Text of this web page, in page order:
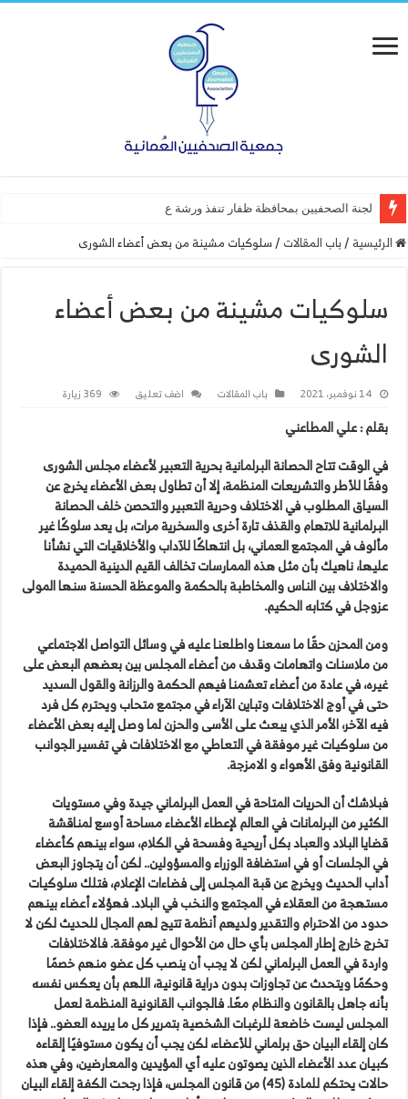
لجنة الصحفيين بمحافظة ظفار تنفذ ورشة عمل “أساسيات التص
الرئيسية /باب المقالات /سلوكيات مشينة من بعض أعضاء الشورى
سلوكيات مشينة من بعض أعضاء
الشورى
14 نوفمبر، 2021 باب المقالات اضف تعليق 369 زيارة
بقلم : علي المطاعني
في الوقت تتاح الحصانة البرلمانية بحرية التعبير لأعضاء مجلس الشورى
وفقًا للأطر والتشريعات المنظمة، إلا أن تطاول بعض الأعضاء يخرج عن
السياق المطلوب في الاختلاف وحرية التعبير والتحصن خلف الحصانة
البرلمانية للاتهام والقذف تارة أخرى والسخرية مرات، بل يعد سلوكًا غير
مألوف في المجتمع العماني، بل انتهاكًا للآداب والأخلاقيات التي نشأنا
عليها، ناهيك بأن مثل هذه الممارسات تخالف القيم الدينية الحميدة
والاختلاف بين الناس والمخاطبة بالحكمة والموعظة الحسنة سنها المولى
عزوجل في كتابه الحكيم.
ومن المحزن حقًا ما سمعنا واطلعنا عليه في وسائل التواصل الاجتماعي
من ملاسنات واتهامات وقدف من أعضاء المجلس بين بعضهم البعض على
غيره، في عادة من أعضاء تعشمنا فيهم الحكمة والرزانة والقول السديد
حتى في أوج الاختلافات وتباين الآراء في مجتمع متحاب ويحترم كل فرد
فيه الآخر، الأمر الذي يبعث على الأسى والحزن لما وصل إليه بعض الأعضاء
من سلوكيات غير موفقة في التعاطي مع الاختلافات في تفسير الجوانب
القانونية وفق الأهواء و الامزجة.
فبلاشك أن الحريات المتاحة في العمل البرلماني جيدة وفي مستويات
الكثير من البرلمانات في العالم لإعطاء الأعضاء مساحة أوسع لمناقشة
قضايا البلاد والعباد بكل أريحية وفسحة في الكلام، سواء بينهم كأعضاء
في الجلسات أو في استضافة الوزراء والمسؤولين.. لكن أن يتجاوز البعض
أداب الحديث ويخرج عن قبة المجلس إلى فضاءات الإعلام، فتلك سلوكيات
مستهجة من العقلاء في المجتمع والنخب في البلاد. فهؤلاء أعضاء بينهم
حدود من الاحترام والتقدير ولديهم أنظمة تتيح لهم المجال للحديث لكن لا
تخرج خارج إطار المجلس بأي حال من الأحوال غير موفقة. فالاختلافات
واردة في العمل البرلماني لكن لا يجب أن ينصب كل عضو منهم خصمًا
وحكمًا ويتحدث عن تجاوزات بدون دراية قانونية، اللهم بأن يعكس نفسه
بأنه جاهل بالقانون والنظام معًا. فالجوانب القانونية المنظمة لعمل
المجلس ليست خاضعة للرغبات الشخصية بتمرير كل ما يريده العضو.. فإذا
كان إلقاء البيان حق برلماني للأعضاء، لكن يجب أن يكون مستوفيًا إلقاءه
كبيان عدد الأعضاء الذين يصوتون عليه أي المؤيدين والمعارضين، وفي هذه
حالات يحتكم للمادة (45) من قانون المجلس، فإذا رجحت الكفة إلقاء البيان